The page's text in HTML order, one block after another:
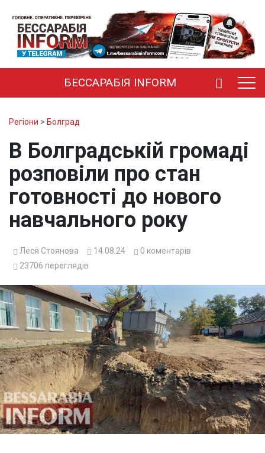
БЕССАРАБІЯ INFORM
Регіони > Болград
В Болградській громаді
розповіли про стан
готовності до нового
навчального року
Леся Стоянова 14.08.24 0 коментарів
23706 переглядів